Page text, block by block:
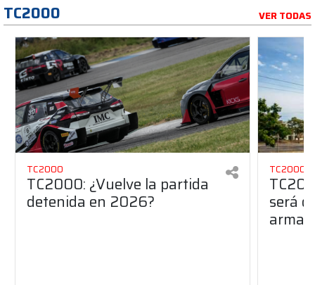
TC2000 VER TODAS
TC2000
TC2000: ¿Vuelve la partida
detenida en 2026?
TC2000
será